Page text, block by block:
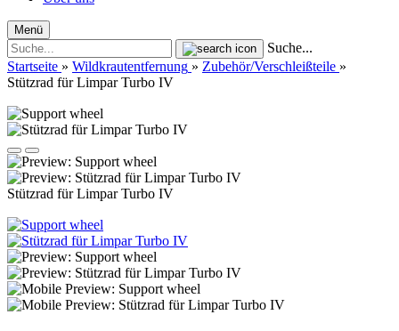
Menü
Suche...
Startseite » Wildkrautentfernung » Zubehör/Verschleißteile »
Stützrad für Limpar Turbo IV
Stützrad für Limpar Turbo IV